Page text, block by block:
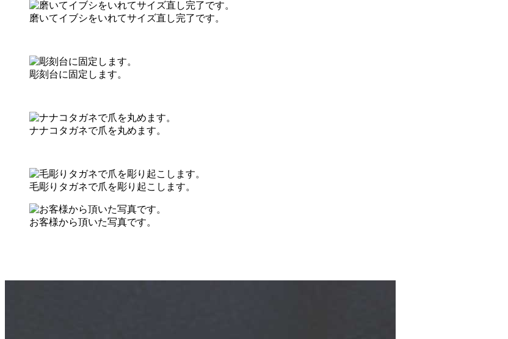
磨いてイブシをいれてサイズ直し完了です。
彫刻台に固定します。
ナナコタガネで爪を丸めます。
毛彫りタガネで爪を彫り起こします。
お客様から頂いた写真です。